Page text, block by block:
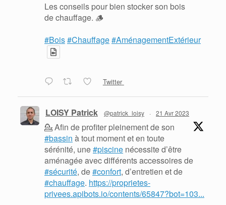
Les conseils pour bien stocker son bois
de chauffage. 🪵
#Bois#Chauffage#AménagementExtérieur
Twitter
LOISY Patrick @patrick_loisy · 21 Avr 2023
💁 Afin de profiter pleinement de son
#bassin à tout moment et en toute
sérénité, une#piscine nécessite d’être
aménagée avec différents accessoires de
#sécurité, de#confort, d’entretien et de
#chauffage. https://proprietes-
privees.apibots.io/contents/65847?bot=103...